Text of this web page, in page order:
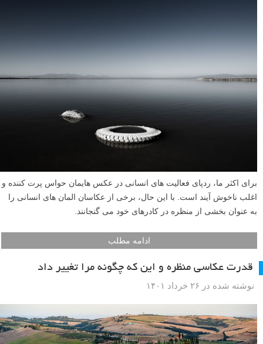
برای اکثر ما، ردپای فعالیت های انسانی در عکس هایمان حواس پرت کننده و
اغلب ناخوش آیند است. با این حال، برخی از عکاسان المان های انسانی را
به عنوان بخشی از منظره در کادرهای خود می گنجانند.
ادامه مطلب
قدرت عکاسی منظره و این که چگونه مرا تغییر داد
نوشته شده در ۲۶ خرداد ۱۴۰۱